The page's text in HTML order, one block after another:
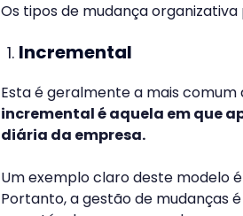
Os tipos de mudança organizativa
Incremental
Esta é geralmente a mais
incremental é aquela em que
diária da empresa.
Um exemplo claro deste modelo
Portanto, a gestão de mudanças